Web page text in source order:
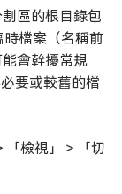
區的根目錄包
檔案（名稱前
會幹擾常規
要或較舊的檔
「檢視」＞「切